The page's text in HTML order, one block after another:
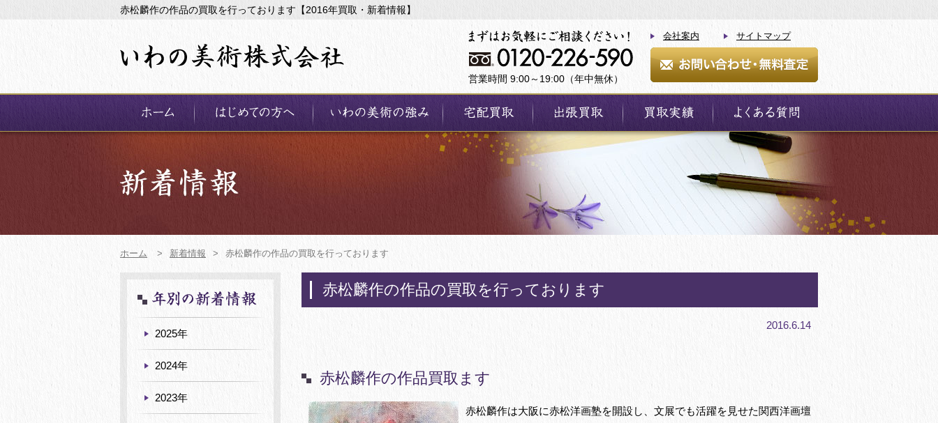
赤松麟作の作品の買取を行っております【2016年買取・新着情報】
営業時間 9:00～19:00（年中無休）
会社案内 サイトマップ
ホーム > 新着情報 > 赤松麟作の作品の買取を行っております
赤松麟作の作品の買取を行っております
2016.6.14
赤松麟作の作品買取ます
赤松麟作は大阪に赤松洋画塾を開設し、文展でも活躍を見せた関西洋画壇
2025年
2024年
2023年